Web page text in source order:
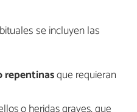
se incluyen las
repentinasque requieran